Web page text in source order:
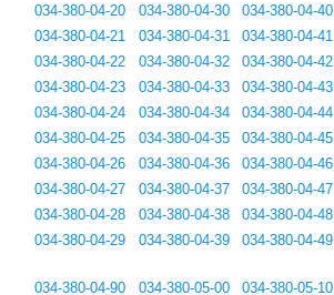
034-380-04-20
034-380-04-21
034-380-04-22
034-380-04-23
034-380-04-24
034-380-04-25
034-380-04-26
034-380-04-27
034-380-04-28
034-380-04-29
034-380-04-30
034-380-04-31
034-380-04-32
034-380-04-33
034-380-04-34
034-380-04-35
034-380-04-36
034-380-04-37
034-380-04-38
034-380-04-39
034-380-04-40
034-380-04-41
034-380-04-42
034-380-04-43
034-380-04-44
034-380-04-45
034-380-04-46
034-380-04-47
034-380-04-48
034-380-04-49
034-380-04-90 034-380-05-00 034-380-05-10